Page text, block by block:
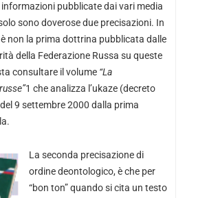
pubblicate dai vari media
sono doverose due precisazioni. In
non la prima dottrina pubblicata dalle
della Federazione Russa su queste
consultare il volume “La
1 che analizza l’ukaze (decreto
9 settembre 2000 dalla prima
La seconda precisazione di
ordine deontologico, è che per
“bon ton” quando si cita un testo